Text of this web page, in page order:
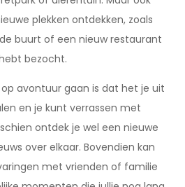
plekken ontdekken, zoals
buurt of een nieuw restaurant
bezocht.
avontuur gaan is dat het je uit
en je kunt verrassen met
ontdek je wel een nieuwe
over elkaar. Bovendien kan
met vrienden of familie